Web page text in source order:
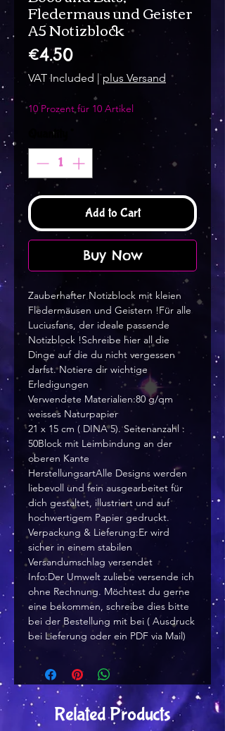
Fledermaus und Geister
A5 Notizblock
€4.50Price
VAT Included |plus Versand
10 Prozent für 10 Artikel
Quantity
Add to Cart
Buy Now
Zauberhafter Notizblock mit kleien
Fledermäusen und Geistern !Für alle
Luciusfans, der ideale passende
Notizblock !Schreibe hier all die
Dinge auf die du nicht vergessen
darfst. Notiere dir wichtige
Erledigungen
Verwendete Materialien:80 g/qm
weisses Naturpapier
21 x 15 cm ( DINA 5). Seitenanzahl :
50Block mit Leimbindung an der
oberen Kante
HerstellungsartAlle Designs werden
liebevoll und fein ausgearbeitet für
dich gestaltet, illustriert und auf
hochwertigem Papier gedruckt.
Verpackung & Lieferung:Er wird
sicher in einem stabilen
Versandumschlag versendet
Info:Der Umwelt zuliebe versende ich
ohne Rechnung. Möchtest du gerne
eine bekommen, schreibe dies bitte
bei der Bestellung mit bei ( Ausdruck
bei Lieferung oder ein PDF via Mail)
Related Products